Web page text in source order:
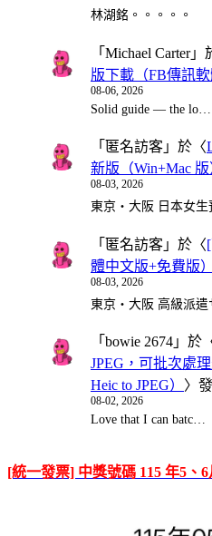
林湖銘。。。。。
「 Michael Carter」
版下載（FB傳訊軟
08-06, 2026
Solid guide — the lo…
「 匿名訪客 」於〈
新版（Win+Mac 版
08-03, 2026
東京・大阪 日本女
「 匿名訪客 」於〈
體中文版+免費版）
08-03, 2026
東京・大阪 高級派
「 bowie 2674 」於
JPEG，可批次處
Heic to JPEG） 〉
08-02, 2026
Love that I can batc…
[統一發票] 中獎號碼 115 年5、6